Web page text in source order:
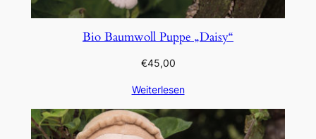
Bio Baumwoll Puppe „Daisy“
€45,00
Weiterlesen